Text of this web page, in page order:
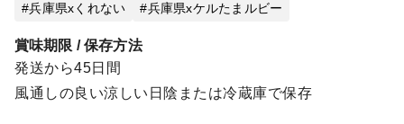
兵庫県xくれない
兵庫県xケルたまルビー
賞味期限 / 保存方法
発送から45日間
風通しの良い涼しい日陰または冷蔵庫で保存